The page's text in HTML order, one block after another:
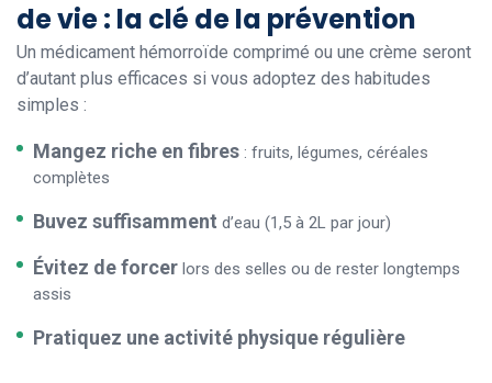
de vie : la clé de la prévention
Un médicament hémorroïde comprimé ou une crème seront
d’autant plus efficaces si vous adoptez des habitudes
simples :
Mangez riche en fibres : fruits, légumes, céréales
complètes
Buvez suffisamment d’eau (1,5 à 2L par jour)
Évitez de forcer lors des selles ou de rester longtemps
assis
Pratiquez une activité physique régulière